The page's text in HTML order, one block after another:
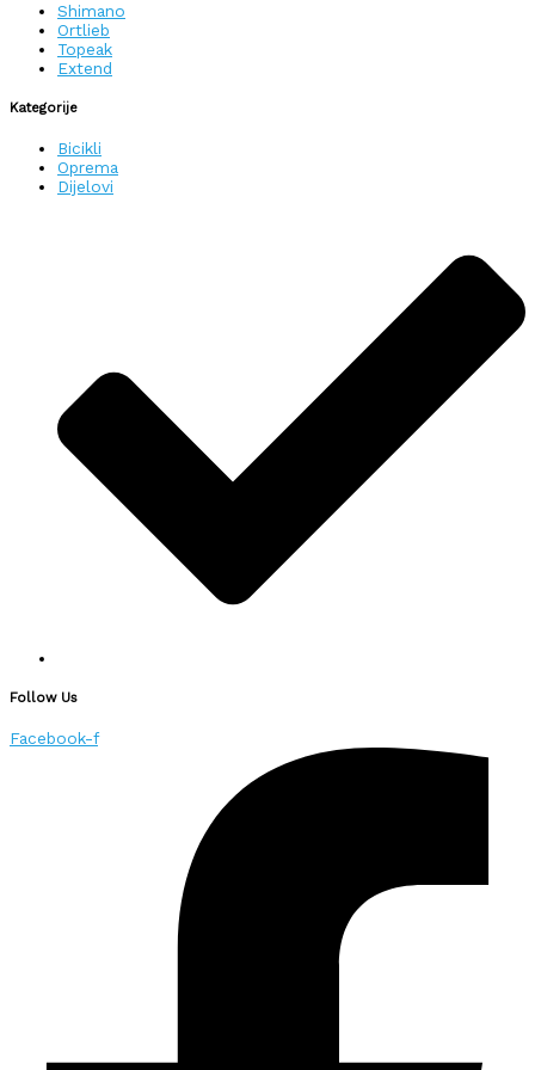
Shimano
Ortlieb
Topeak
Extend
Kategorije
Bicikli
Oprema
Dijelovi
Follow Us
Facebook-f